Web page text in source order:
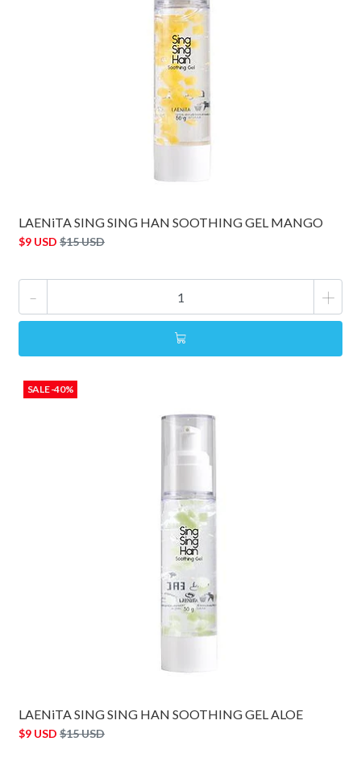
LAENiTA SING SING HAN SOOTHING GEL MANGO
$9 USD $15 USD
- +
SALE -40%
LAENiTA SING SING HAN SOOTHING GEL ALOE
$9 USD $15 USD